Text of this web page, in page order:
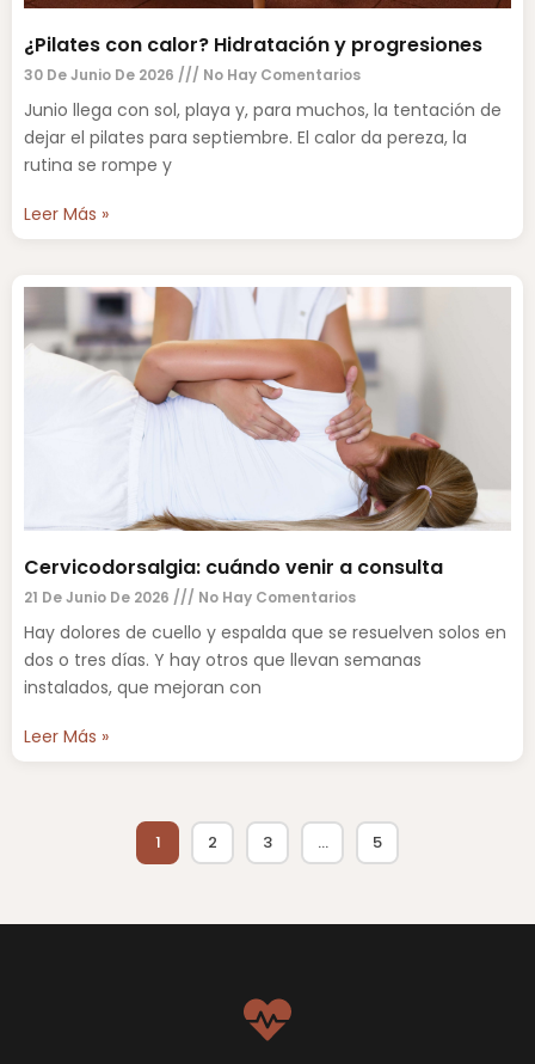
¿Pilates con calor? Hidratación y progresiones
30 De Junio De 2026 No Hay Comentarios
Junio llega con sol, playa y, para muchos, la tentación de
dejar el pilates para septiembre. El calor da pereza, la
rutina se rompe y
Leer Más »
Cervicodorsalgia: cuándo venir a consulta
21 De Junio De 2026 No Hay Comentarios
Hay dolores de cuello y espalda que se resuelven solos en
dos o tres días. Y hay otros que llevan semanas
instalados, que mejoran con
Leer Más »
1 2 3 … 5